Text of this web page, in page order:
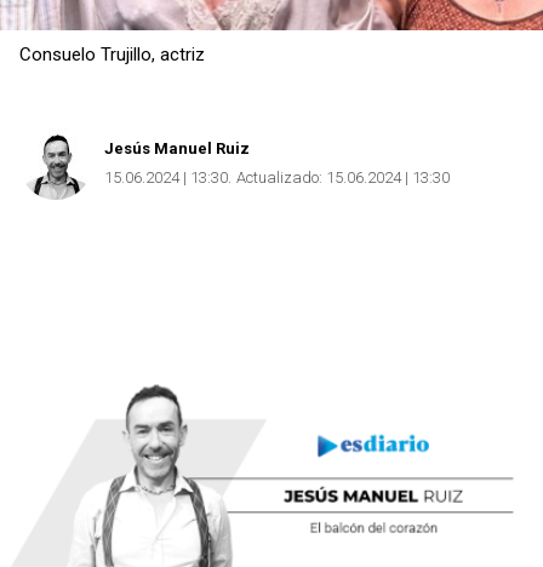
Consuelo Trujillo, actriz
Jesús Manuel Ruiz
15.06.2024 | 13:30 Actualizado: 15.06.2024 | 13:30